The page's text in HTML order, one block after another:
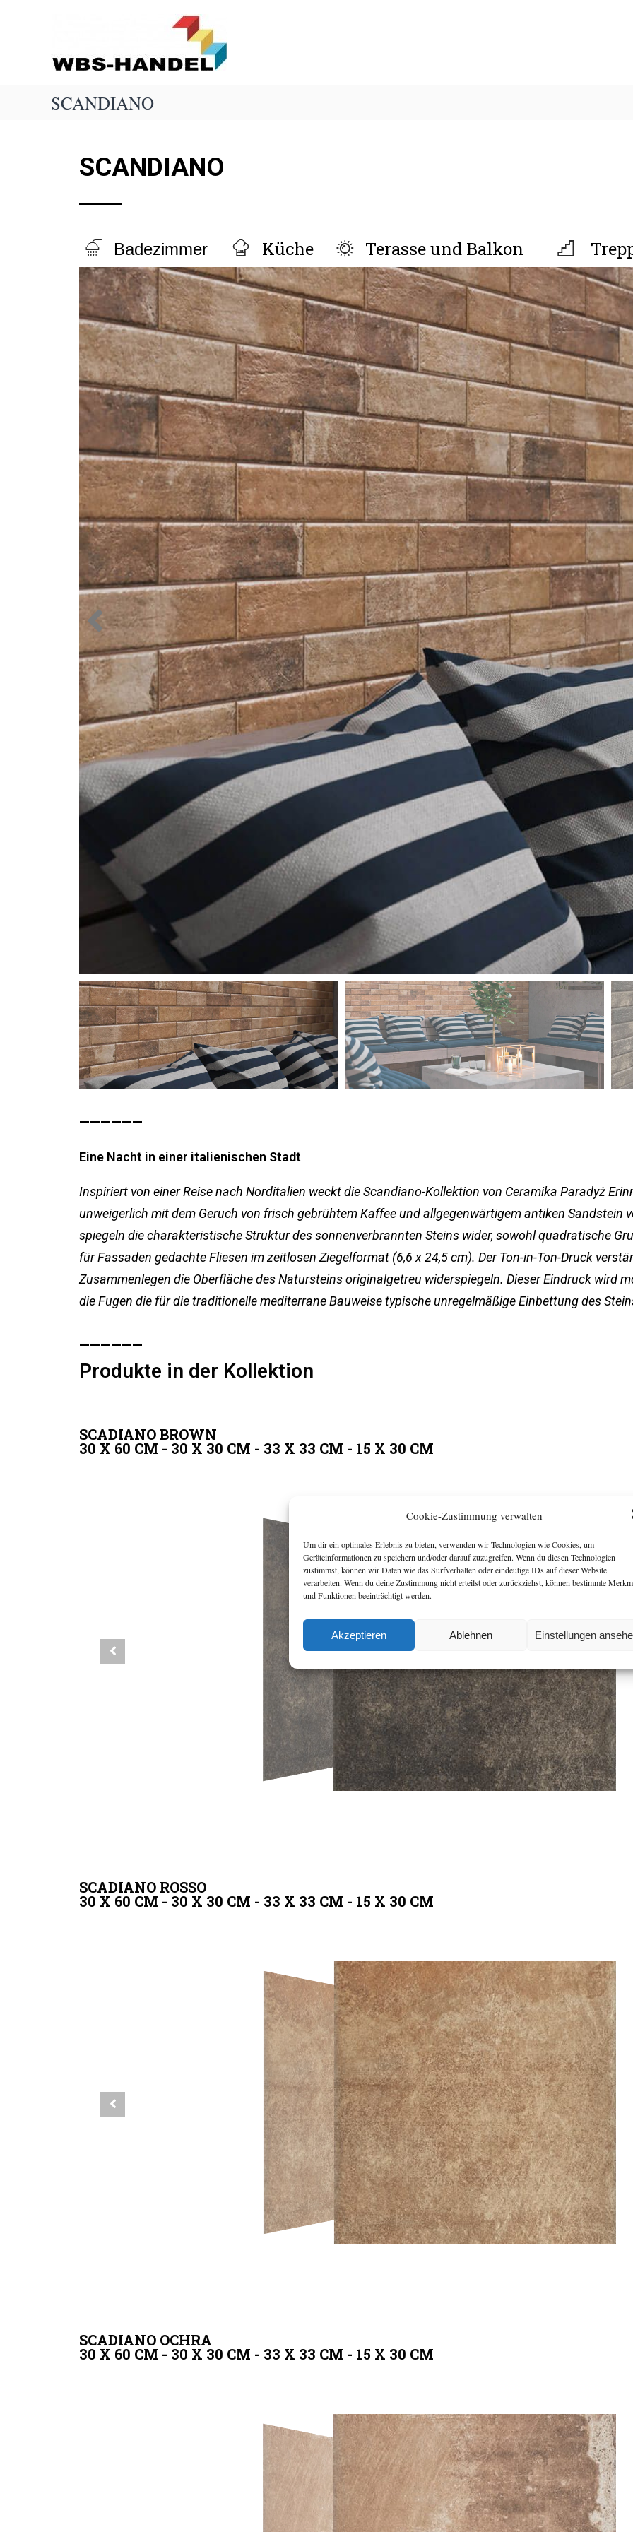
Cookie-Zustimmung verwalten
Um dir ein optimales Erlebnis zu bieten, verwenden wir Technologien wie Cookies, um
Geräteinformationen zu speichern und/oder darauf zuzugreifen. Wenn du diesen Technologien
zustimmst, können wir Daten wie das Surfverhalten oder eindeutige IDs auf dieser Website
verarbeiten. Wenn du deine Zustimmung nicht erteilst oder zurückziehst, können bestimmte
und Funktionen beeinträchtigt werden.
Akzeptieren Ablehnen Einstellungen
SCANDIANO
SCANDIANO
Badezimmer Küche Terasse und Balkon
Eine Nacht in einer italienischen Stadt
Inspiriert von einer Reise nach Norditalien weckt die Scandiano-Kollektion von Ceramika Paradyż
unweigerlich mit dem Geruch von frisch gebrühtem Kaffee und allgegenwärtigem antiken Sandstein
spiegeln die charakteristische Struktur des sonnenverbrannten Steins wider, sowohl quadratische
für Fassaden gedachte Fliesen im zeitlosen Ziegelformat (6,6 x 24,5 cm). Der Ton-in-Ton-Druck
Zusammenlegen die Oberfläche des Natursteins originalgetreu widerspiegeln. Dieser Eindruck wird
die Fugen die für die traditionelle mediterrane Bauweise typische unregelmäßige Einbettung des
Produkte in der Kollektion
SCADIANO BROWN
30 X 60 CM - 30 X 30 CM - 33 X 33 CM - 15 X 30 CM
SCADIANO ROSSO
30 X 60 CM - 30 X 30 CM - 33 X 33 CM - 15 X 30 CM
SCADIANO OCHRA
30 X 60 CM - 30 X 30 CM - 33 X 33 CM - 15 X 30 CM